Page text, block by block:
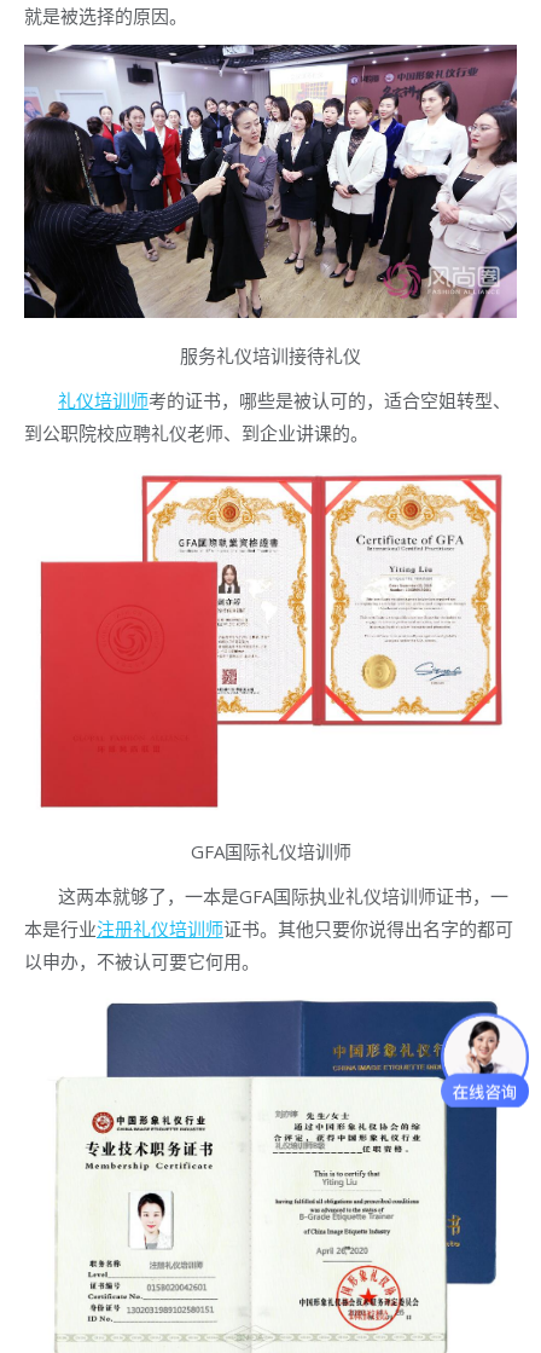
就是被选择的原因。
服务礼仪培训接待礼仪
礼仪培训师考的证书，哪些是被认可的，适合空姐转型、
到公职院校应聘礼仪老师、到企业讲课的。
GFA国际礼仪培训师
这两本就够了，一本是GFA国际执业礼仪培训师证书，一
本是行业注册礼仪培训师证书。其他只要你说得出名字的都可
以申办，不被认可要它何用。